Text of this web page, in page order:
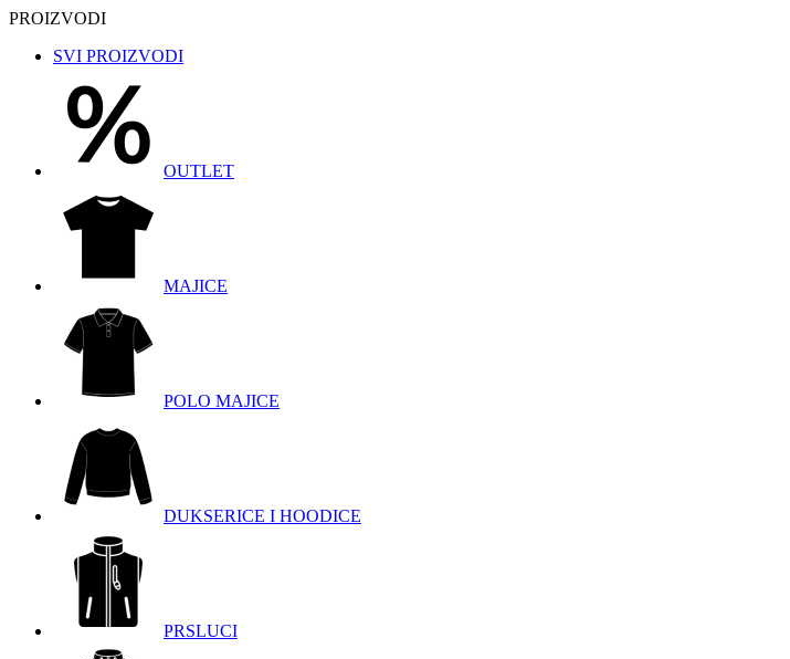
PROIZVODI
SVI PROIZVODI
OUTLET
MAJICE
POLO MAJICE
DUKSERICE I HOODICE
PRSLUCI